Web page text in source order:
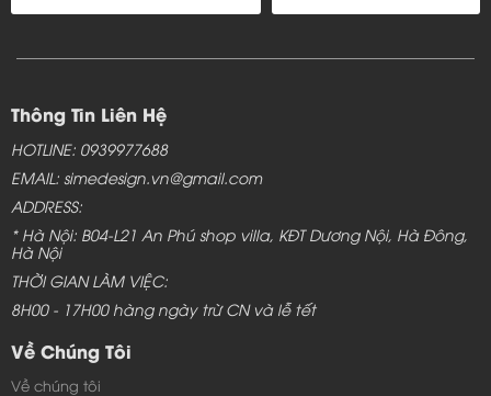
Thông Tin Liên Hệ
HOTLINE: 0939977688
EMAIL: simedesign.vn@gmail.com
ADDRESS:
* Hà Nội: B04-L21 An Phú shop villa, KĐT Dương Nội, Hà Đông,
Hà Nội
THỜI GIAN LÀM VIỆC:
8H00 - 17H00 hàng ngày trừ CN và lễ tết
Về Chúng Tôi
Về chúng tôi